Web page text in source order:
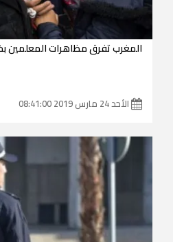
المغرب تفرق مظاهرات المعلمين
الأحد 24 مارس 2019 08:41:00